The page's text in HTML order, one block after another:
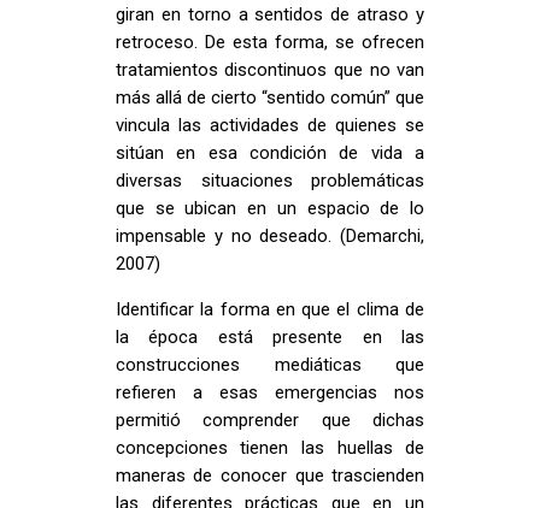
giran en torno a sentidos de atraso y
retroceso. De esta forma, se ofrecen
tratamientos discontinuos que no van
más allá de cierto “sentido común” que
vincula las actividades de quienes se
sitúan en esa condición de vida a
diversas situaciones problemáticas
que se ubican en un espacio de lo
impensable y no deseado. (Demarchi,
2007)
Identificar la forma en que el clima de
la época está presente en las
construcciones mediáticas que
refieren a esas emergencias nos
permitió comprender que dichas
concepciones tienen las huellas de
maneras de conocer que trascienden
las diferentes prácticas que en un